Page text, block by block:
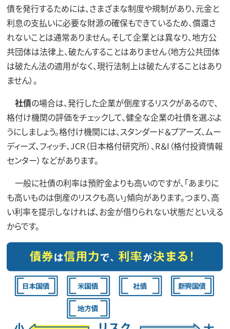
債を発行するためには、さまざまな制度や規制があり、元金と
利息の支払いに必要な財源の確保もできているため、償還さ
れないことは通常ありません。そして企業とは異なり、地方公
共団体は法律上、破たんすることはありません（地方公共団体
は破たん法の適用がなく、現行法制上は破たんすることはあり
ません）。
社債の場合は、発行した企業が倒産するリスクがあるので、
格付け機関の評価をチェックして、健全な企業の社債を選ぶよ
うにしましょう。格付け機関には、スタンダード＆プアーズ、ムー
ディーズ、フィッチ、JCR（日本格付研究所）、R＆I（格付投資情報
センター）などがあります。
一般に社債の利率は預貯金よりも高いのですが、「あまりに
も高いものは倒産のリスクも高い」傾向があります。つまり、高
い利率を提示しなければ、お金が借りられない状態だといえる
からです。